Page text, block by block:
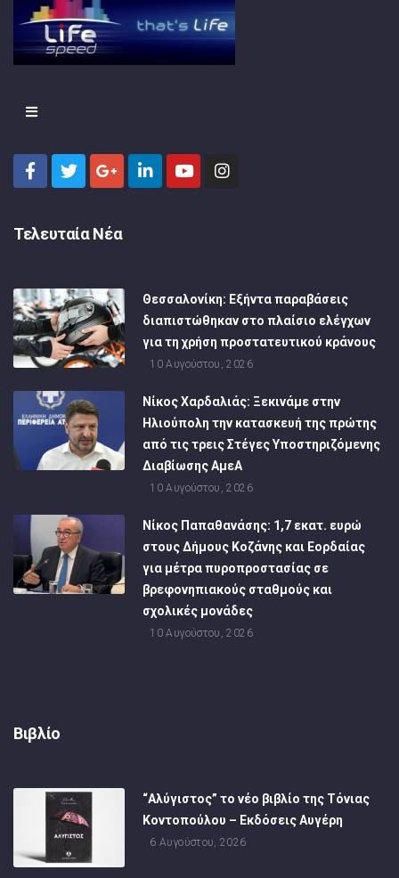
Τελευταία Νέα
Θεσσαλονίκη: Εξήντα παραβάσεις
διαπιστώθηκαν στο πλαίσιο ελέγχων
για τη χρήση προστατευτικού κράνους
10 Αυγούστου, 2026
Νίκος Χαρδαλιάς: Ξεκινάμε στην
Ηλιούπολη την κατασκευή της πρώτης
από τις τρεις Στέγες Υποστηριζόμενης
Διαβίωσης ΑμεΑ
10 Αυγούστου, 2026
Νίκος Παπαθανάσης: 1,7 εκατ. ευρώ
στους Δήμους Κοζάνης και Εορδαίας
για μέτρα πυροπροστασίας σε
βρεφονηπιακούς σταθμούς και
σχολικές μονάδες
10 Αυγούστου, 2026
Βιβλίο
“Αλύγιστος” το νέο βιβλίο της Τόνιας
Κοντοπούλου – Εκδόσεις Αυγέρη
6 Αυγούστου, 2026